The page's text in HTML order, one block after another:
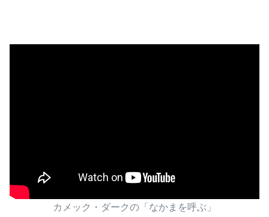
カメック・ダークの「なかまを呼ぶ」